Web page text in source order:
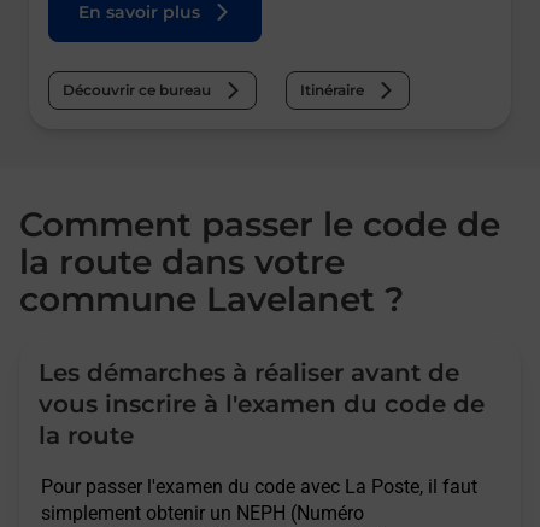
En savoir plus
Découvrir ce bureau Itinéraire
Comment passer le code de
la route dans votre
commune Lavelanet ?
Les démarches à réaliser avant de
vous inscrire à l'examen du code de
la route
Pour passer l'examen du code avec La Poste, il faut
simplement obtenir un NEPH (Numéro